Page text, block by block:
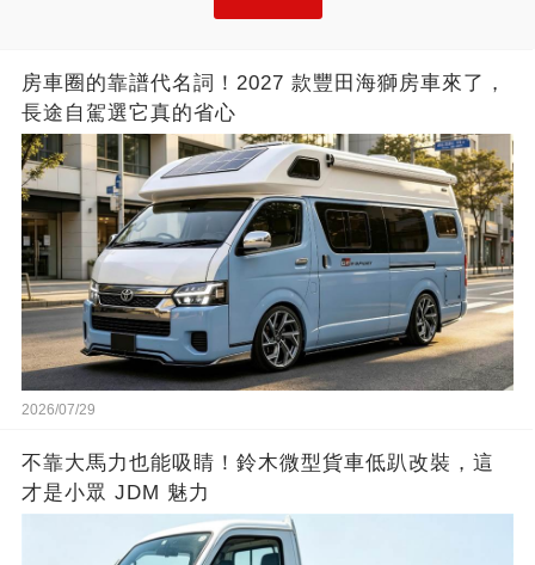
房車圈的靠譜代名詞！2027 款豐田海獅房車來了，
長途自駕選它真的省心
2026/07/29
不靠大馬力也能吸睛！鈴木微型貨車低趴改裝，這
才是小眾 JDM 魅力